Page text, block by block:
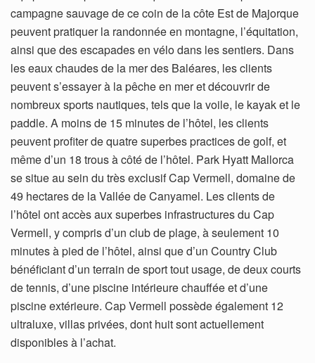
campagne sauvage de ce coin de la côte Est de Majorque
peuvent pratiquer la randonnée en montagne, l’équitation,
ainsi que des escapades en vélo dans les sentiers. Dans
les eaux chaudes de la mer des Baléares, les clients
peuvent s’essayer à la pêche en mer et découvrir de
nombreux sports nautiques, tels que la voile, le kayak et le
paddle. A moins de 15 minutes de l’hôtel, les clients
peuvent profiter de quatre superbes practices de golf, et
même d’un 18 trous à côté de l’hôtel. Park Hyatt Mallorca
se situe au sein du très exclusif Cap Vermell, domaine de
49 hectares de la Vallée de Canyamel. Les clients de
l’hôtel ont accès aux superbes infrastructures du Cap
Vermell, y compris d’un club de plage, à seulement 10
minutes à pied de l’hôtel, ainsi que d’un Country Club
bénéficiant d’un terrain de sport tout usage, de deux courts
de tennis, d’une piscine intérieure chauffée et d’une
piscine extérieure. Cap Vermell possède également 12
ultraluxe, villas privées, dont huit sont actuellement
disponibles à l’achat.